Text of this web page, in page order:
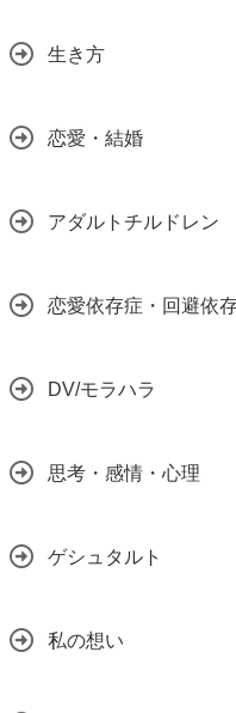
生き方
恋愛・結婚
アダルトチルドレン
恋愛依存症・回避依
DV/モラハラ
思考・感情・心理
ゲシュタルト
私の想い